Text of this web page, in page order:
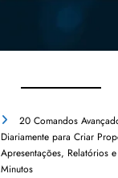
20 Comandos
Diariamente para Criar
Apresentações, Relatórios
Minutos